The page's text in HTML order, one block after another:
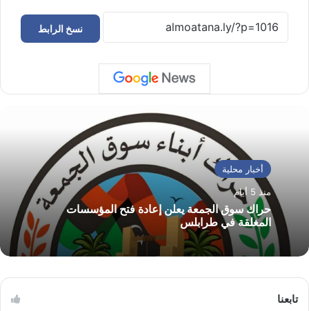
نسخ الرابط
أخبار محلية
منذ 5 أيام
حراك سوق الجمعة يعلن إعادة فتح المؤسسات
المغلقة في طرابلس
تابعنا